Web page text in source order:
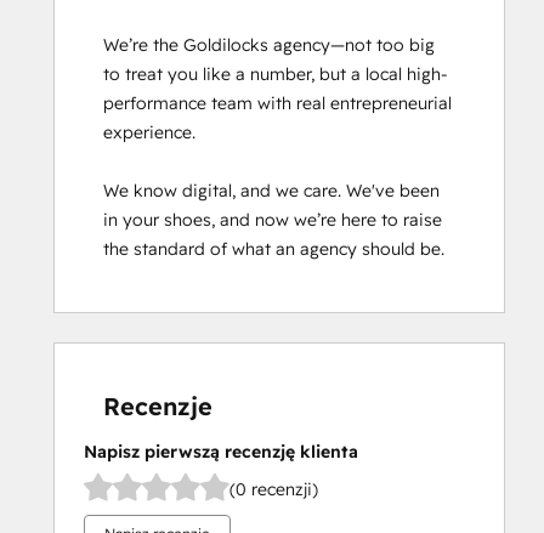
We’re the Goldilocks agency—not too big
to treat you like a number, but a local high-
performance team with real entrepreneurial
experience.
We know digital, and we care. We've been
in your shoes, and now we’re here to raise
the standard of what an agency should be.
Recenzje
Napisz pierwszą recenzję klienta
(0 recenzji)